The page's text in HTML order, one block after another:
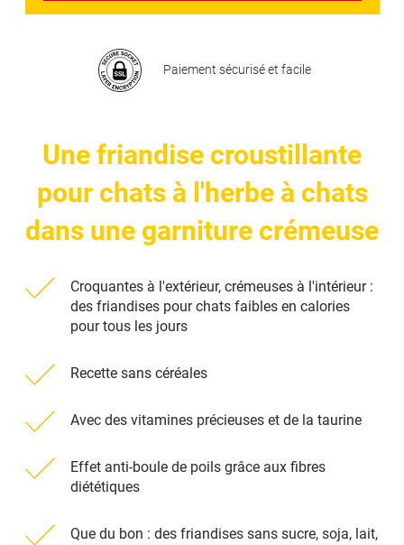
Une friandise croustillante
pour chats à l'herbe à chats
dans une garniture crémeuse
Croquantes à l'extérieur, crémeuses à l'intérieur :
des friandises pour chats faibles en calories
pour tous les jours
Recette sans céréales
Avec des vitamines précieuses et de la taurine
Effet anti-boule de poils grâce aux fibres
diététiques
Que du bon : des friandises sans sucre, soja, lait,
Paiement sécurisé et facile